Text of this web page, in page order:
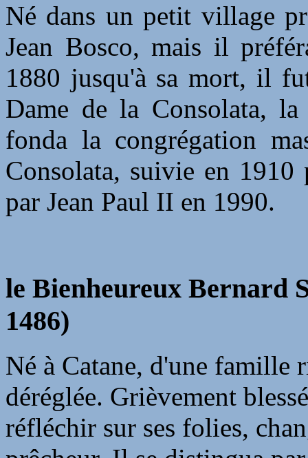
Né dans un petit village
Jean Bosco, mais il
1880 jusqu'à sa mort, il
Dame de la Consolata,
fonda la congrégation
Consolata, suivie en
par Jean Paul II en 1990.
le Bienheureux Bernard
1486)
Né à Catane, d'une famille
déréglée. Grièvement
réfléchir sur ses folies,